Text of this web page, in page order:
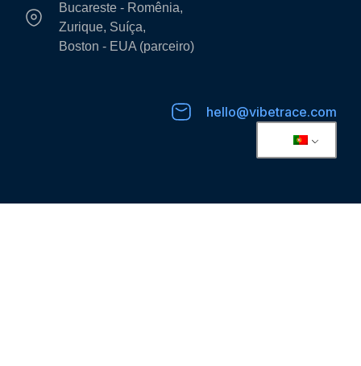
Bucareste - Romênia,
Zurique, Suíça,
Boston - EUA (parceiro)
hello@vibetrace.com